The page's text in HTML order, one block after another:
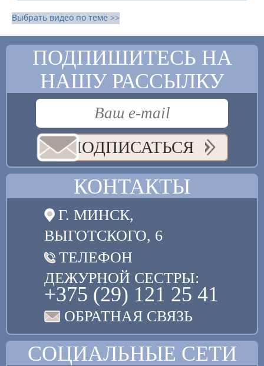
Выбрать видео по теме >>
ПОДПИШИТЕСЬ НА
НАШУ РАССЫЛКУ
ПОДПИСАТЬСЯ
КОНТАКТЫ
Г. МИНСК,
ВЫГОТСКОГО, 6
ТЕЛЕФОН
ДЕЖУРНОЙ СЕСТРЫ:
+375 (29) 121 25 41
ОБРАТНАЯ СВЯЗЬ
СОЦИАЛЬНЫЕ СЕТИ